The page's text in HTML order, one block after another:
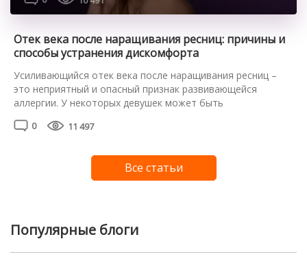
Популярные блоги
Отек века после наращивания ресниц: причины и
способы устранения дискомфорта
Усиливающийся отек века после наращивания ресниц –
это неприятный и опасный признак развивающейся
аллергии. У некоторых девушек может быть
чувствительность к компонентам клея, используемого во
предусмотреть и провести аллергопробу еще до начала
процедуры. К сожалению, не все это делают, и результат
может оказаться совсем не […]
0 11 497
Все статьи